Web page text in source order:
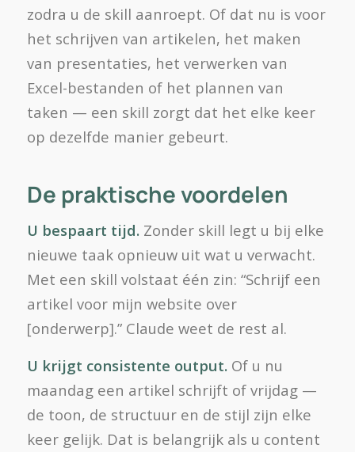
zodra u de skill aanroept. Of dat nu is voor
het schrijven van artikelen, het maken
van presentaties, het verwerken van
Excel-bestanden of het plannen van
taken — een skill zorgt dat het elke keer
op dezelfde manier gebeurt.
De praktische voordelen
U bespaart tijd.Zonder skill legt u bij elke
nieuwe taak opnieuw uit wat u verwacht.
Met een skill volstaat één zin: “Schrijf een
artikel voor mijn website over
[onderwerp].” Claude weet de rest al.
U krijgt consistente output.Of u nu
maandag een artikel schrijft of vrijdag —
de toon, de structuur en de stijl zijn elke
keer gelijk. Dat is belangrijk als u content